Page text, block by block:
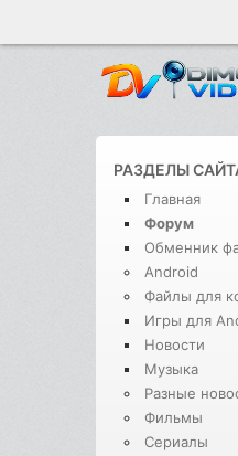
РАЗДЕЛЫ
Главная
Форум
Обменник
Android
Файлы для
Игры для
Новости
Музыка
Разные
Фильмы
Сериалы